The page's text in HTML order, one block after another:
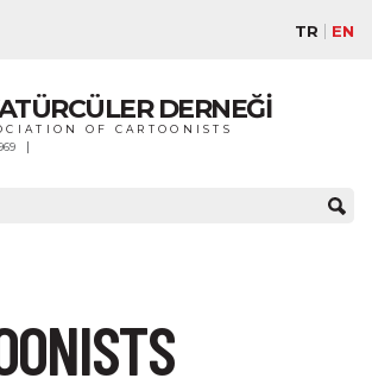
TR EN
DERNEĞİ
OF CARTOONISTS